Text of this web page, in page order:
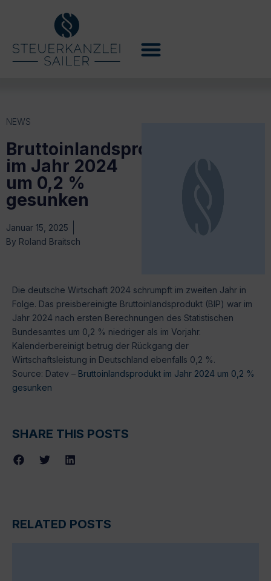
NEWS
Bruttoinlandsprodukt
im Jahr 2024
um 0,2 %
gesunken
Januar 15, 2025
By Roland Braitsch
Die deutsche Wirtschaft 2024 schrumpft im zweiten Jahr in
Folge. Das preisbereinigte Bruttoinlandsprodukt (BIP) war im
Jahr 2024 nach ersten Berechnungen des Statistischen
Bundesamtes um 0,2 % niedriger als im Vorjahr.
Kalenderbereinigt betrug der Rückgang der
Wirtschaftsleistung in Deutschland ebenfalls 0,2 %.
Source: Datev – Bruttoinlandsprodukt im Jahr 2024 um 0,2 %
gesunken
SHARE THIS POSTS
RELATED POSTS